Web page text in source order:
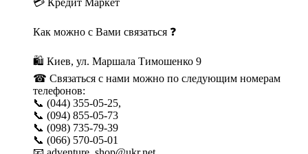
Как можно с Вами связаться ❓
🛍 Киев, ул. Маршала Тимошенко 9
☎ Связаться с нами можно по следующим номерам
телефонов:
📞 (044) 355-05-25,
📞 (094) 855-05-73
📞 (098) 735-79-39
📞 (066) 570-05-01